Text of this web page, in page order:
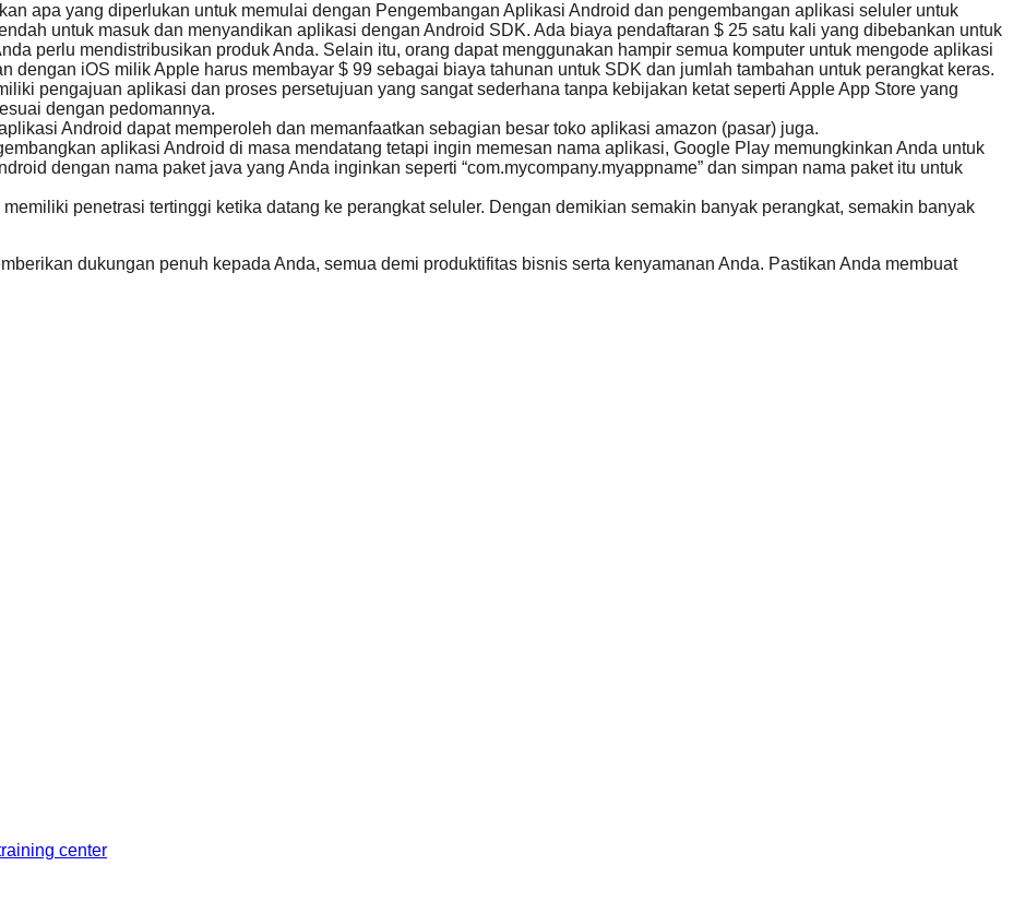
apa yang diperlukan untuk memulai dengan Pengembangan Aplikasi Android dan pengembangan aplikasi seluler untuk
untuk masuk dan menyandikan aplikasi dengan Android SDK. Ada biaya pendaftaran $ 25 satu kali yang dibebankan untuk
perlu mendistribusikan produk Anda. Selain itu, orang dapat menggunakan hampir semua komputer untuk mengode aplikasi
dengan iOS milik Apple harus membayar $ 99 sebagai biaya tahunan untuk SDK dan jumlah tambahan untuk perangkat keras.
pengajuan aplikasi dan proses persetujuan yang sangat sederhana tanpa kebijakan ketat seperti Apple App Store yang
dengan pedomannya.
Android dapat memperoleh dan memanfaatkan sebagian besar toko aplikasi amazon (pasar) juga.
aplikasi Android di masa mendatang tetapi ingin memesan nama aplikasi, Google Play memungkinkan Anda untuk
dengan nama paket java yang Anda inginkan seperti “com.mycompany.myappname” dan simpan nama paket itu untuk
penetrasi tertinggi ketika datang ke perangkat seluler. Dengan demikian semakin banyak perangkat, semakin banyak
dukungan penuh kepada Anda, semua demi produktifitas bisnis serta kenyamanan Anda. Pastikan Anda membuat
center